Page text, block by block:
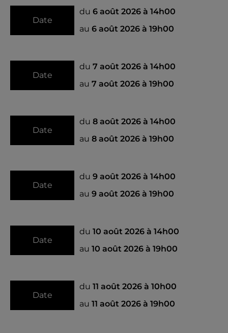
Date
du 6 août 2026 à 14h00
au 6 août 2026 à 19h00
Date
du 7 août 2026 à 14h00
au 7 août 2026 à 19h00
Date
du 8 août 2026 à 14h00
au 8 août 2026 à 19h00
Date
du 9 août 2026 à 14h00
au 9 août 2026 à 19h00
Date
du 10 août 2026 à 14h00
au 10 août 2026 à 19h00
Date
du 11 août 2026 à 10h00
au 11 août 2026 à 19h00